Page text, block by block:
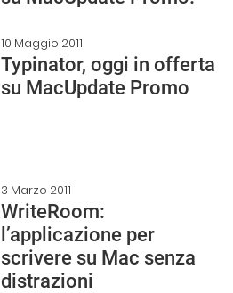
10 Maggio 2011
Typinator, oggi in offerta
su MacUpdate Promo
3 Marzo 2011
WriteRoom:
l’applicazione per
scrivere su Mac senza
distrazioni